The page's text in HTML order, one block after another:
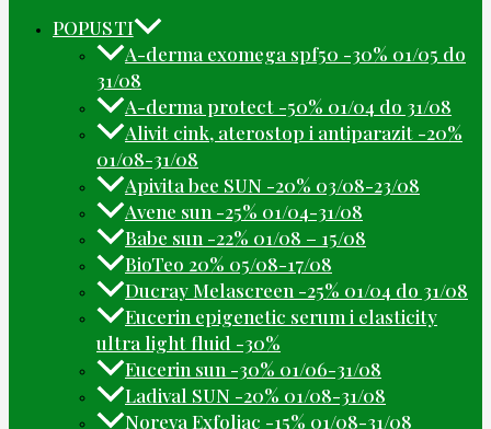
POPUSTI
A-derma exomega spf50 -30% 01/05 do
31/08
A-derma protect -50% 01/04 do 31/08
Alivit cink, aterostop i antiparazit -20%
01/08-31/08
Apivita bee SUN -20% 03/08-23/08
Avene sun -25% 01/04-31/08
Babe sun -22% 01/08 – 15/08
BioTeo 20% 05/08-17/08
Ducray Melascreen -25% 01/04 do 31/08
Eucerin epigenetic serum i elasticity
ultra light fluid -30%
Eucerin sun -30% 01/06-31/08
Ladival SUN -20% 01/08-31/08
Noreva Exfoliac -15% 01/08-31/08